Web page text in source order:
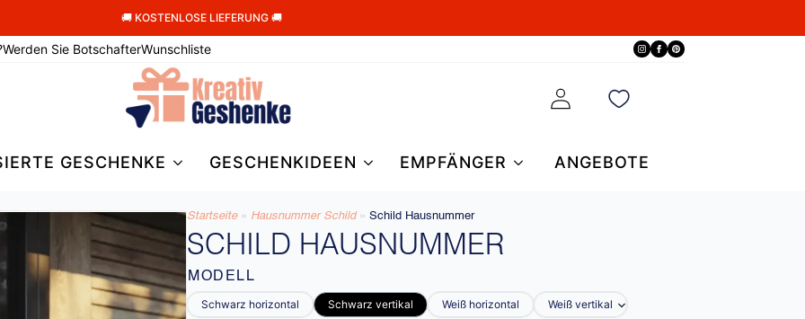
🚚 KOSTENLOSE LIEFERUNG 🚚
Werden Sie BotschafterWunschliste
GESCHENKE GESCHENKIDEEN EMPFÄNGER ANGEBOTE
Startseite » Hausnummer Schild » Schild Hausnummer
SCHILD HAUSNUMMER
MODELL
Schwarz horizontal Schwarz vertikal Weiß horizontal Weiß vertikal